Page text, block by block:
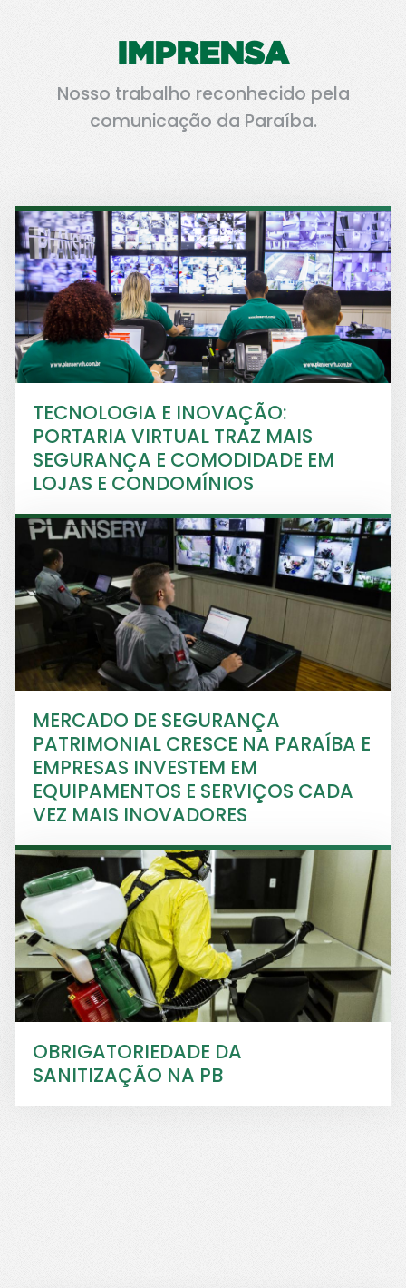
IMPRENSA
Nosso trabalho reconhecido pela
comunicação da Paraíba.
TECNOLOGIA E INOVAÇÃO:
PORTARIA VIRTUAL TRAZ MAIS
SEGURANÇA E COMODIDADE EM
LOJAS E CONDOMÍNIOS
MERCADO DE SEGURANÇA
PATRIMONIAL CRESCE NA PARAÍBA E
EMPRESAS INVESTEM EM
EQUIPAMENTOS E SERVIÇOS CADA
VEZ MAIS INOVADORES
OBRIGATORIEDADE DA
SANITIZAÇÃO NA PB